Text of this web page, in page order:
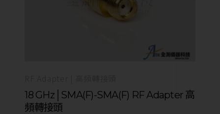
18 GHz│SMA(F)-SMA(F) RF Adapter 高
頻轉接頭